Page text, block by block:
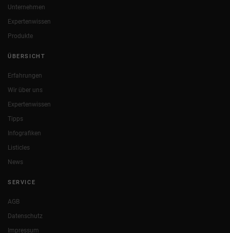
Unternehmen
Expertenwissen
Produkte
ÜBERSICHT
Erfahrungen
Wir über uns
Expertenwissen
Tipps
Infografiken
Listicles
News
SERVICE
AGB
Datenschutz
Impressum